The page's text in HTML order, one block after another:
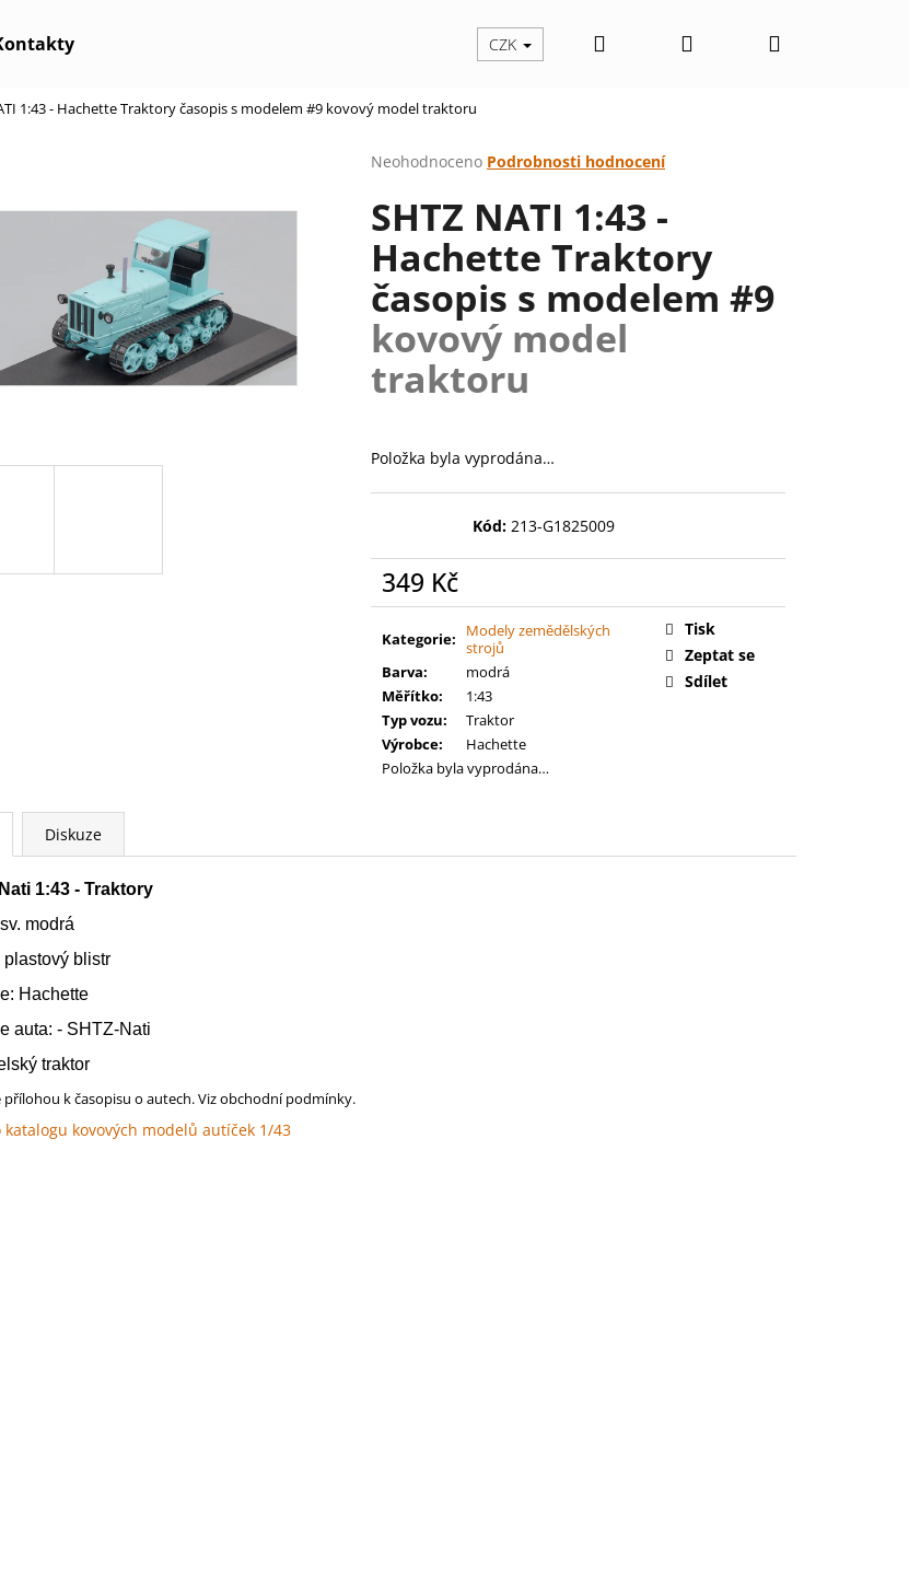
CZK Hledat PřihlášeníNákupní
1:43 - Hachette Traktory časopis s modelem #9 kovový model traktoru
Průměrné
produktu
je
0,0
5
hvězdiček.
Neohodnoceno Podrobnosti hodnocení
SHTZ NATI 1:43 -
Hachette Traktory
časopis s modelem #9
kovový model
traktoru
Položka byla vyprodána…
Kód: 213-G1825009
349 Kč
Měrná
Kategorie:
Modely zemědělských
strojů
Barva:
modrá
Měřítko:
1:43
Typ vozu:
Traktor
Výrobce:
Hachette
Položka byla vyprodána…
Tisk
Zeptat se
Sdílet
Diskuze
1:43 - Traktory
modrá
plastový blistr
Hachette
auta: - SHTZ-Nati
traktor
přílohou k časopisu o autech. Viz obchodní podmínky.
katalogu kovových modelů autíček 1/43
najít?
Doporučujeme
WARHAMMER 40000: SPACE MARINES -